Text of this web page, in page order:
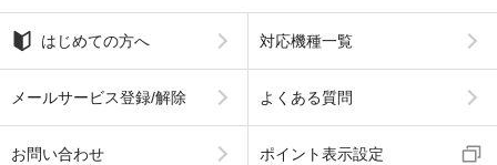
はじめての方へ 対応機種一覧
メールサービス登録/解除 よくある質問
お問い合わせ ポイント表示設定